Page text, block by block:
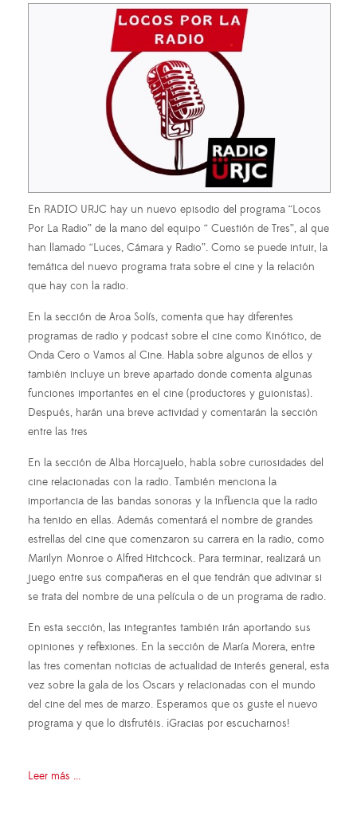
En RADIO URJC hay un nuevo episodio del programa “Locos
Por La Radio” de la mano del equipo “ Cuestión de Tres”, al que
han llamado “Luces, Cámara y Radio”. Como se puede intuir, la
temática del nuevo programa trata sobre el cine y la relación
que hay con la radio.
En la sección de Aroa Solís, comenta que hay diferentes
programas de radio y podcast sobre el cine como Kinótico, de
Onda Cero o Vamos al Cine. Habla sobre algunos de ellos y
también incluye un breve apartado donde comenta algunas
funciones importantes en el cine (productores y guionistas).
Después, harán una breve actividad y comentarán la sección
entre las tres
En la sección de Alba Horcajuelo, habla sobre curiosidades del
cine relacionadas con la radio. También menciona la
importancia de las bandas sonoras y la influencia que la radio
ha tenido en ellas. Además comentará el nombre de grandes
estrellas del cine que comenzaron su carrera en la radio, como
Marilyn Monroe o Alfred Hitchcock. Para terminar, realizará un
juego entre sus compañeras en el que tendrán que adivinar si
se trata del nombre de una película o de un programa de radio.
En esta sección, las integrantes también irán aportando sus
opiniones y reflexiones. En la sección de María Morera, entre
las tres comentan noticias de actualidad de interés general, esta
vez sobre la gala de los Oscars y relacionadas con el mundo
del cine del mes de marzo. Esperamos que os guste el nuevo
programa y que lo disfrutéis. ¡Gracias por escucharnos!
Leer más ...